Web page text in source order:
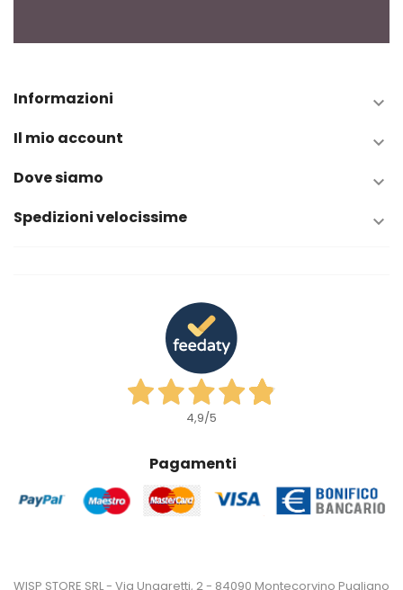
Informazioni 
Il mio account 
Dove siamo 
Spedizioni velocissime 
4,9/5
Pagamenti
WISP STORE SRL - Via Ungaretti, 2 - 84090 Montecorvino Pugliano